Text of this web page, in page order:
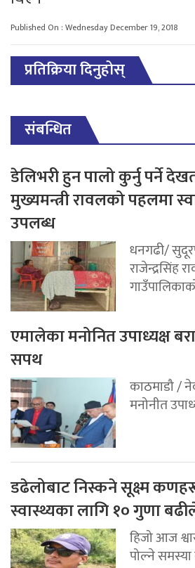
Published On : Wednesday December 19, 2018
प्रतिक्रिया दिनुहोस्
संबन्धित
डेलिभरी हुन पालो कुर्नु पर्ने
मुख्यमन्त्री रावलको पहलमा
उपलब्ध
धनगढी/
राजेन्द्रसिंह
एमालेका मनोनित उपाध्यक्ष
सपथ
काठमाडौ /
मनोनीत
डढेलोबाट निस्कने सूक्ष्म
स्वास्थ्यका लागि १० गुणा
हिजो आज
पोल्ने